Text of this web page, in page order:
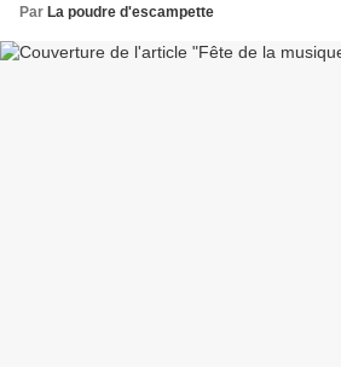
Par La poudre d'escampette